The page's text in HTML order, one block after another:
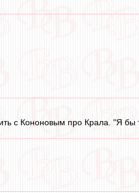
с Кононовым про Крала. "Я бы